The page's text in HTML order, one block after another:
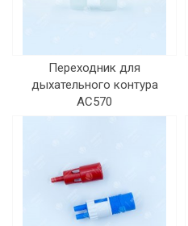
Переходник для
дыхательного контура
AC570